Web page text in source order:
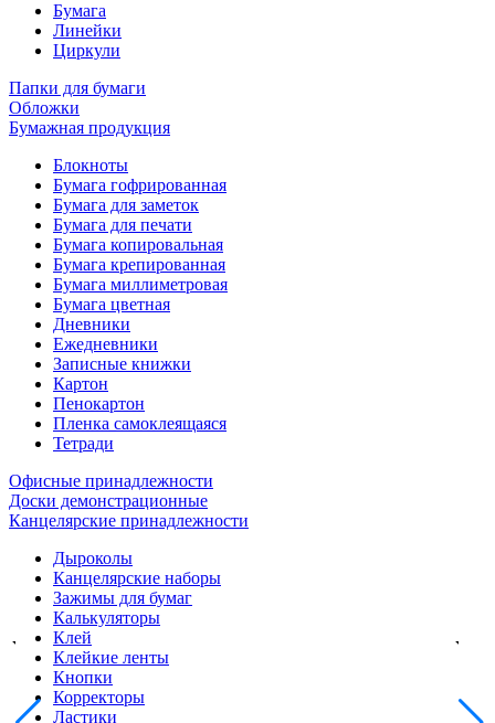
Бумага
Линейки
Циркули
Папки для бумаги
Обложки
Бумажная продукция
Блокноты
Бумага гофрированная
Бумага для заметок
Бумага для печати
Бумага копировальная
Бумага крепированная
Бумага миллиметровая
Бумага цветная
Дневники
Ежедневники
Записные книжки
Картон
Пенокартон
Пленка самоклеящаяся
Тетради
Офисные принадлежности
Доски демонстрационные
Канцелярские принадлежности
Дыроколы
Канцелярские наборы
Зажимы для бумаг
Калькуляторы
Клей
Клейкие ленты
Кнопки
Корректоры
Ластики